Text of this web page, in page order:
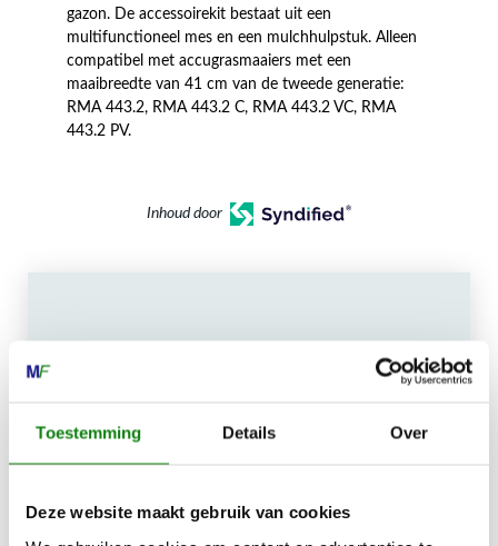
Toestemming Details Over
Deze website maakt gebruik van cookies
gazon. De accessoirekit bestaat uit een
multifunctioneel mes en een mulchhulpstuk. Alleen
compatibel met accugrasmaaiers met een
maaibreedte van 41 cm van de tweede generatie:
RMA 443.2, RMA 443.2 C, RMA 443.2 VC, RMA
443.2 PV.
Inhoud door
8801 RD Franeker
info@mechanisatiefraneker.nl